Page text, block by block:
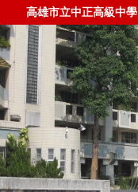
高雄市立中正高級中學